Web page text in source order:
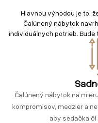
Hlavnou výhodou je to,
Čalúnený nábytok
individuálnych potrieb.
Čalúnený nábytok na
kompromisov, medzier a
aby sedačka či